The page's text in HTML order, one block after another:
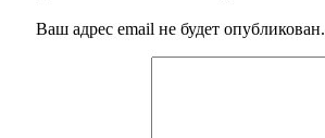
Ваш адрес email не будет опубликован.